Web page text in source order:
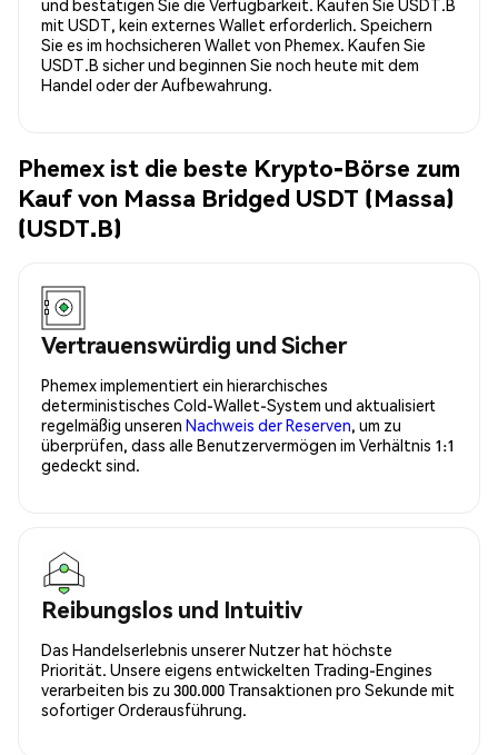
und bestätigen Sie die Verfügbarkeit. Kaufen Sie USDT.B
mit USDT, kein externes Wallet erforderlich. Speichern
Sie es im hochsicheren Wallet von Phemex. Kaufen Sie
USDT.B sicher und beginnen Sie noch heute mit dem
Handel oder der Aufbewahrung.
Phemex ist die beste Krypto-Börse zum
Kauf von Massa Bridged USDT (Massa)
(USDT.B)
Vertrauenswürdig und Sicher
Phemex implementiert ein hierarchisches
deterministisches Cold-Wallet-System und aktualisiert
regelmäßig unseren Nachweis der Reserven, um zu
überprüfen, dass alle Benutzervermögen im Verhältnis 1:1
gedeckt sind.
Reibungslos und Intuitiv
Das Handelserlebnis unserer Nutzer hat höchste
Priorität. Unsere eigens entwickelten Trading-Engines
verarbeiten bis zu 300.000 Transaktionen pro Sekunde mit
sofortiger Orderausführung.